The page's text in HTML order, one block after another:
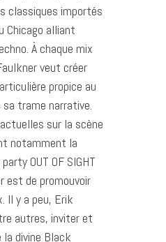
classiques importés
Chicago alliant
À chaque mix
veut créer
propice au
trame narrative.
sur la scène
notamment la
OUT OF SIGHT
est de promouvoir
Il y a peu, Erik
autres, inviter et
divine Black